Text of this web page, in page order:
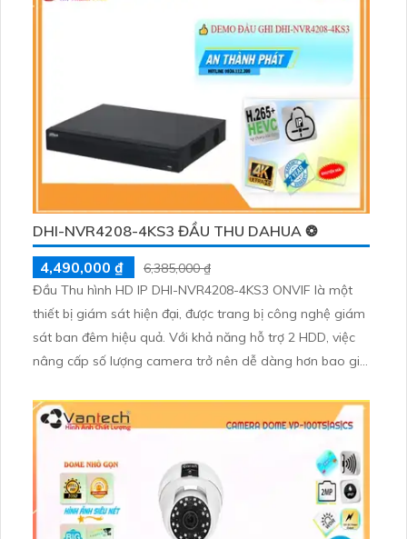
DHI-NVR4208-4KS3 ĐẦU THU DAHUA ❂
4,490,000 ₫
6,385,000 ₫
Đầu Thu hình HD IP DHI-NVR4208-4KS3 ONVIF là một
thiết bị giám sát hiện đại, được trang bị công nghệ giám
sát ban đêm hiệu quả. Với khả năng hỗ trợ 2 HDD, việc
nâng cấp số lượng camera trở nên dễ dàng hơn bao giờ
lượng tốt qua nền tảng IP, mang lại trải nghiệm giám sát
tốt nhất